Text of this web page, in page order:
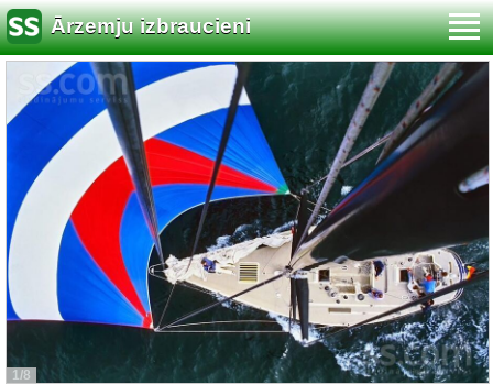
Ārzemju izbraucieni
1/8